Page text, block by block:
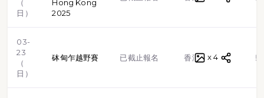
（
日）
Hong Kong
2025
03-
23
（
日）
砵甸乍越野賽 已截止報名 香港 越野跑
x 4